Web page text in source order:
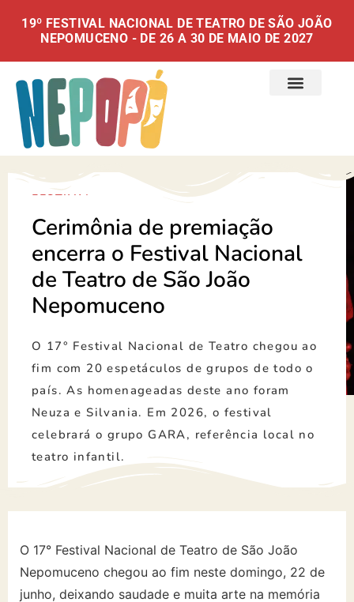
19º FESTIVAL NACIONAL DE TEATRO DE SÃO JOÃO
NEPOMUCENO - DE 26 A 30 DE MAIO DE 2027
FESTIVAL
Cerimônia de premiação
encerra o Festival Nacional
de Teatro de São João
Nepomuceno
O 17° Festival Nacional de Teatro chegou ao
fim com 20 espetáculos de grupos de todo o
país. As homenageadas deste ano foram
Neuza e Silvania. Em 2026, o festival
celebrará o grupo GARA, referência local no
teatro infantil.
O 17° Festival Nacional de Teatro de São João
Nepomuceno chegou ao fim neste domingo, 22 de
junho, deixando saudade e muita arte na memória